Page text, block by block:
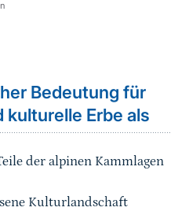
Bedeutung für
kulturelle Erbe als
der alpinen Kammlagen
Kulturlandschaft